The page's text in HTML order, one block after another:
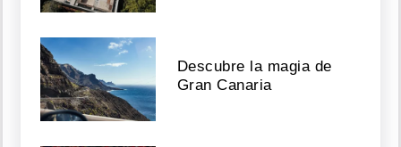
Descubre la magia de
Gran Canaria